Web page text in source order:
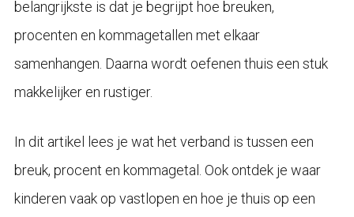
belangrijkste is dat je begrijpt hoe breuken,
procenten en kommagetallen met elkaar
samenhangen. Daarna wordt oefenen thuis een stuk
makkelijker en rustiger.
In dit artikel lees je wat het verband is tussen een
breuk, procent en kommagetal. Ook ontdek je waar
kinderen vaak op vastlopen en hoe je thuis op een